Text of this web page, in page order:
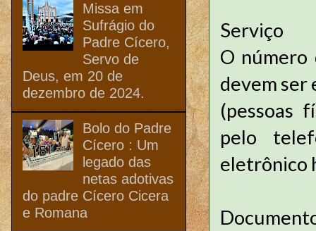
Serviço
O número
devem ser
(pessoas
pelo
eletrônico
Missa em
Sufrágio do
Padre Cícero,
Servo de
Deus, em 20 de
dezembro de 2024.
Bolo do Padre
Cícero : Um
legado das
netas adotivas
do padre Cícero Cicera
e Romana